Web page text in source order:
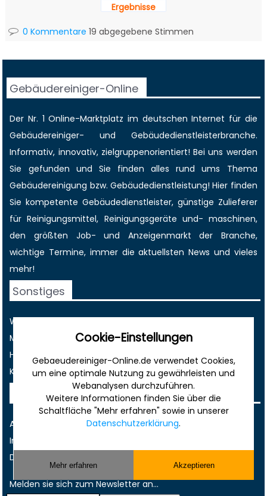
Ergebnisse
0 Kommentare 19 abgegebene Stimmen
Gebäudereiniger-Online
Der Nr. 1 Online-Marktplatz im deutschen Internet für die
Gebäudereiniger- und Gebäudedienstleisterbranche.
Informativ, innovativ, zielgruppenorientiert! Bei uns werden
Sie gefunden und Sie finden alles rund ums Thema
Gebäudereinigung bzw. Gebäudedienstleistung! Hier finden
Sie kompetente Gebäudedienstleister, günstige Zulieferer
für Reinigungsmittel, Reinigungsgeräte und- maschinen,
den größten Job- und Anzeigenmarkt der Branche,
wichtige Termine, immer dieaktuellsten News und vieles
mehr!
Sonstiges
Werbung
Musterverträge und Vorlagen
Hilfe
Kontakt
Rechtliches
AGB
Impressum
Datenschutz
Melden sie sich zum Newsletter an...
Cookie-Einstellungen
Gebaeudereiniger-Online.de verwendet Cookies,
um eine optimale Nutzung zu gewährleisten und
Webanalysen durchzuführen.
Weitere Informationen finden Sie über die
Schaltfläche "Mehr erfahren" sowie in unserer
Datenschutzerklärung.
Mehr erfahren Akzeptieren